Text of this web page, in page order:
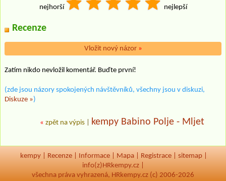
nejhorší nejlepší
Recenze
Vložit nový názor »
Zatím nikdo nevložil komentář. Buďte první!
(zde jsou názory spokojených návštěvníků, všechny jsou v diskuzi,
Diskuze »)
« zpět na výpis kempy Babino Polje - Mljet
kempy Recenze Informace Mapa Registrace sitemap
info(z)HRkempy.cz |
všechna práva vyhrazená, HRkempy.cz (c) 2006-2026